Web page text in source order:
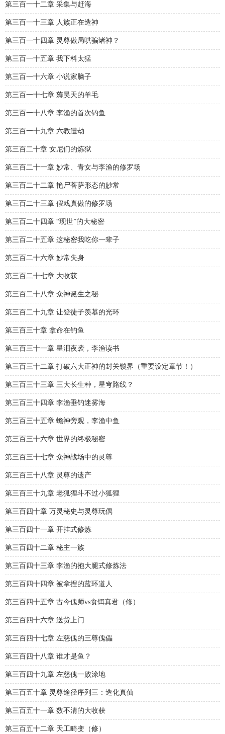
第三百一十二章 采集与赶海
第三百一十三章 人族正在造神
第三百一十四章 灵尊做局哄骗诸神？
第三百一十五章 我下料太猛
第三百一十六章 小说家脑子
第三百一十七章 薅昊天的羊毛
第三百一十八章 李渔的首次钓鱼
第三百一十九章 六教遭劫
第三百二十章 女尼们的炼狱
第三百二十一章 妙常、青女与李渔的修罗场
第三百二十二章 艳尸菩萨形态的妙常
第三百二十三章 假戏真做的修罗场
第三百二十四章 “现世”的大秘密
第三百二十五章 这秘密我吃你一辈子
第三百二十六章 妙常失身
第三百二十七章 大收获
第三百二十八章 众神诞生之秘
第三百二十九章 让登徒子羡慕的光环
第三百三十章 拿命在钓鱼
第三百三十一章 星泪夜袭，李渔读书
第三百三十二章 打破六大正神的封关锁界（重要设定章节！）
第三百三十三章 三大长生种，星穹路线？
第三百三十四章 李渔垂钓迷雾海
第三百三十五章 蟾神旁观，李渔中鱼
第三百三十六章 世界的终极秘密
第三百三十七章 众神战场中的灵尊
第三百三十八章 灵尊的遗产
第三百三十九章 老狐狸斗不过小狐狸
第三百四十章 万灵秘史与灵尊玩偶
第三百四十一章 开挂式修炼
第三百四十二章 秘主一族
第三百四十三章 李渔的抱大腿式修炼法
第三百四十四章 被拿捏的蓝环道人
第三百四十五章 古今傀师vs食饵真君（修）
第三百四十六章 送货上门
第三百四十七章 左慈傀的三尊傀儡
第三百四十八章 谁才是鱼？
第三百四十九章 左慈傀一败涂地
第三百五十章 灵尊途径序列三：造化真仙
第三百五十一章 数不清的大收获
第三百五十二章 天工畸变（修）